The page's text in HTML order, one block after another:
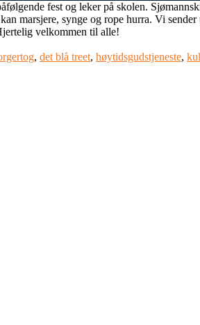
fest og leker på skolen.
marsjere, synge og rope hurra. Vi sender
velkommen til alle!
, det blå treet, høytidsgudstjeneste,